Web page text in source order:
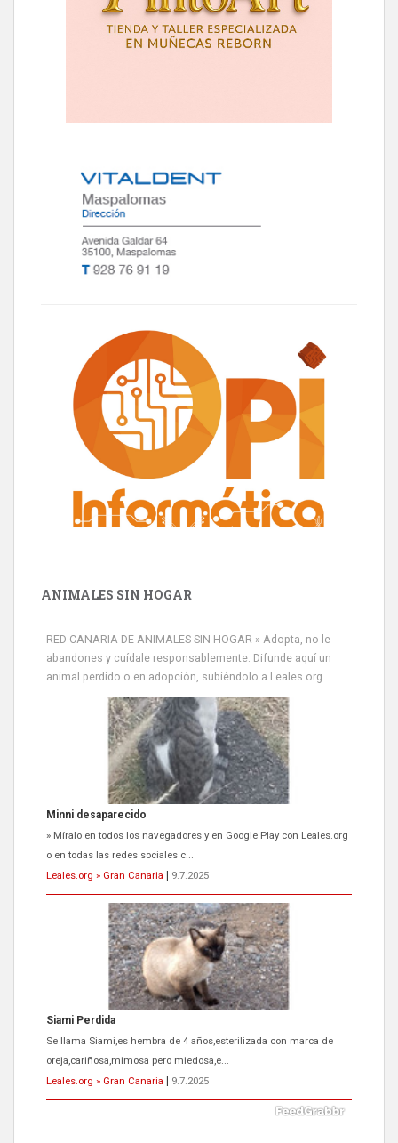
ANIMALES SIN HOGAR
RED CANARIA DE ANIMALES SIN HOGAR » Adopta, no le
abandones y cuídale responsablemente. Difunde aquí un
animal perdido o en adopción, subiéndolo a Leales.org
Minni desaparecido
» Míralo en todos los navegadores y en Google Play con Leales.org
o en todas las redes sociales c...
Leales.org » Gran Canaria
9.7.2025
Siami Perdida
Se llama Siami,es hembra de 4 años,esterilizada con marca de
oreja,cariñosa,mimosa pero miedosa,e...
Leales.org » Gran Canaria
9.7.2025